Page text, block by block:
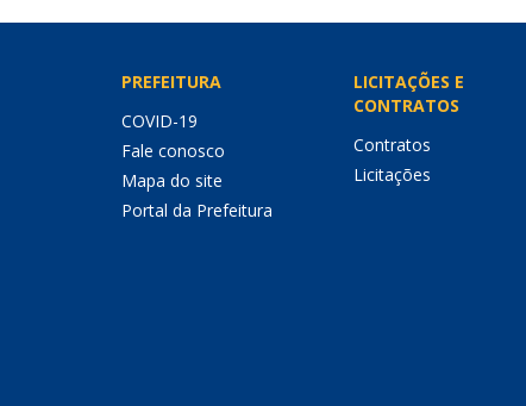
PREFEITURA
COVID-19
Fale conosco
Mapa do site
Portal da Prefeitura
LICITAÇÕES E
CONTRATOS
Contratos
Licitações